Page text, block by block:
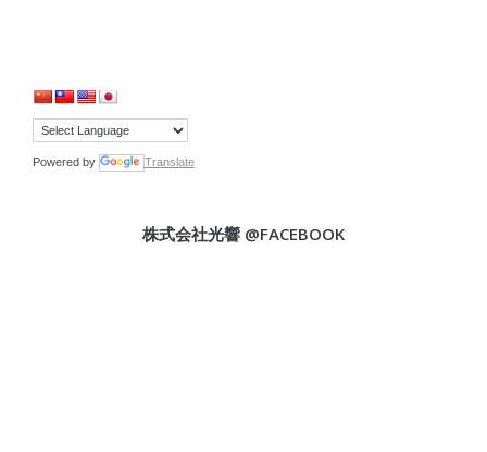
Powered by Translate
株式会社光響 @FACEBOOK